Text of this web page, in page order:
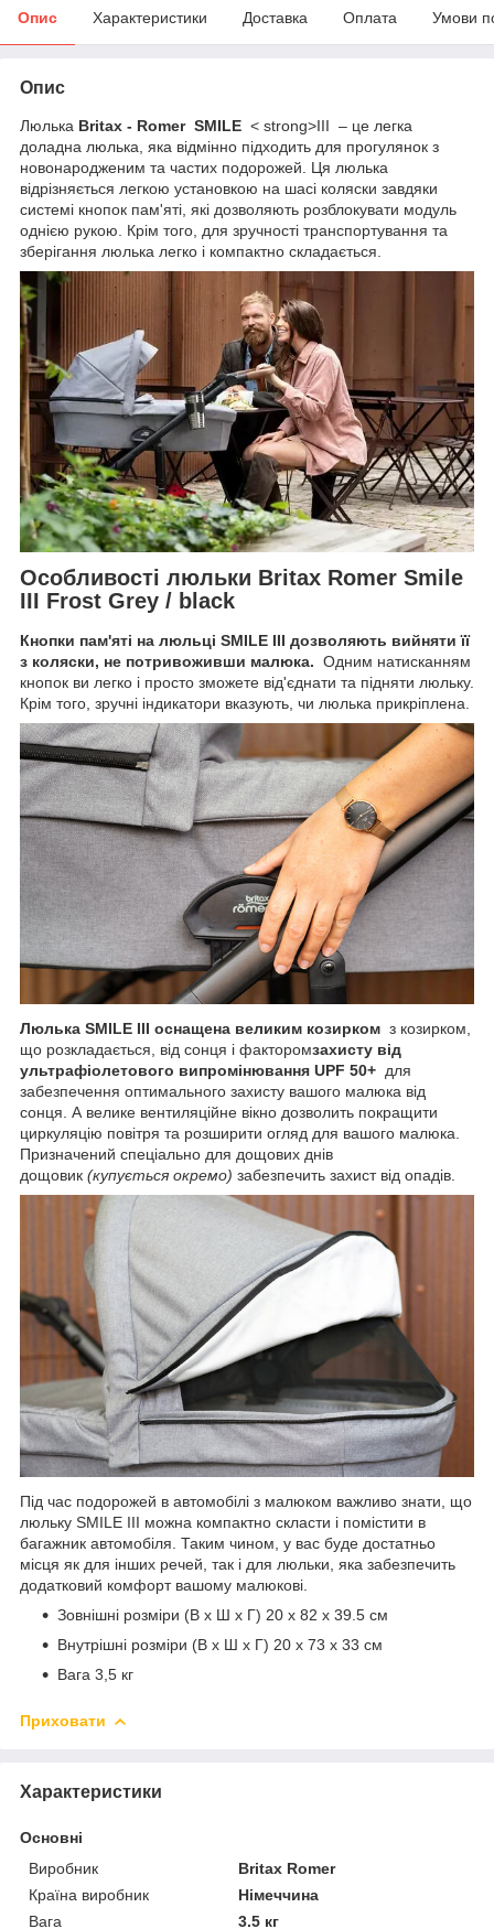
Опис Характеристики Доставка Оплата Умови
Опис
Люлька Britax - Romer SMILE < strong>III – це легка
доладна люлька, яка відмінно підходить для прогулянок з
новонародженим та частих подорожей. Ця люлька
відрізняється легкою установкою на шасі коляски завдяки
системі кнопок пам'яті, які дозволяють розблокувати модуль
однією рукою. Крім того, для зручності транспортування та
зберігання люлька легко і компактно складається.
Особливості люльки Britax Romer Smile
III Frost Grey / black
Кнопки пам'яті на люльці SMILE III дозволяють вийняти її
з коляски, не потривоживши малюка. Одним натисканням
кнопок ви легко і просто зможете від'єднати та підняти люльку.
Крім того, зручні індикатори вказують, чи люлька прикріплена.
Люлька SMILE III оснащена великим козирком з козирком,
що розкладається, від сонця і факторомзахисту від
ультрафіолетового випромінювання UPF 50+ для
забезпечення оптимального захисту вашого малюка від
сонця. А велике вентиляційне вікно дозволить покращити
циркуляцію повітря та розширити огляд для вашого малюка.
Призначений спеціально для дощових днів
дощовик (купується окремо) забезпечить захист від опадів.
Під час подорожей в автомобілі з малюком важливо знати, що
люльку SMILE III можна компактно скласти і помістити в
багажник автомобіля. Таким чином, у вас буде достатньо
місця як для інших речей, так і для люльки, яка забезпечить
додатковий комфорт вашому малюкові.
Зовнішні розміри (В x Ш x Г) 20 x 82 x 39.5 см
Внутрішні розміри (B x Ш x Г) 20 x 73 x 33 см
Вага 3,5 кг
Приховати
Характеристики
Основні
Виробник
Britax Romer
Країна виробник
Німеччина
Вага
3.5 кг